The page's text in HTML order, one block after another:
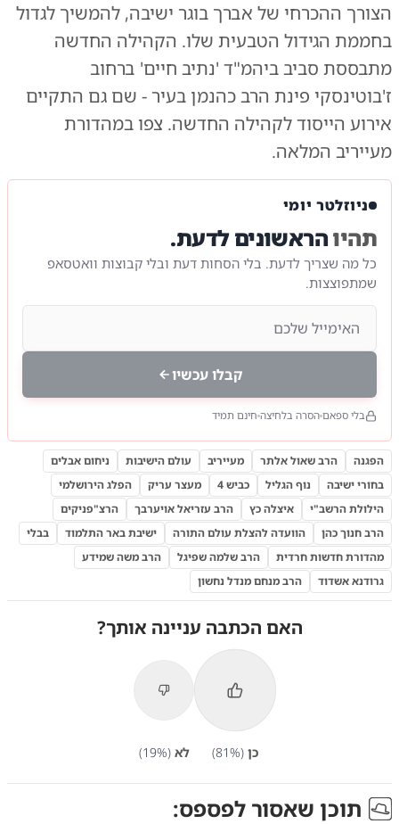
הצורך ההכרחי של אברך בוגר ישיבה, להמשיך לגדול
בחממת הגידול הטבעית שלו. הקהילה החדשה
מתבססת סביב ביהמ"ד 'נתיב חיים' ברחוב
ז'בוטינסקי פינת הרב כהנמן בעיר - שם גם התקיים
אירוע הייסוד לקהילה החדשה. צפו במהדורת
מעייריב המלאה.
ניוזלטר יומי
תהיוהראשונים לדעת.
כל מה שצריך לדעת. בלי הסחות דעת ובלי קבוצות וואטסאפ
שמתפוצצות.
קבלו עכשיו
בלי ספאם הסרה בלחיצה חינם תמיד
הפגנה הרב שאול אלתר מעייריב עולם הישיבות
ניחום אבלים
בחורי ישיבה
נוף הגליל כביש 4 מעצר עריק
הפלג הירושלמי
הילולת הרשב"י
איצלה כץ הרב עזריאל אויערבך
הרצ"פניקים
הרב חנוך כהן
הוועדה להצלת עולם התורה ישיבת באר התלמוד
בבלי
מהדורת חדשות חרדית
הרב שלמה שפיגל
הרב משה שמידע
גרודנא אשדוד
הרב מנחם מנדל נחשון
האם הכתבה עניינה אותך?
כן (
81%) לא (
19%)
תוכן שאסור לפספס: